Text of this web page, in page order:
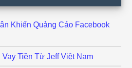
Khiến Quảng Cáo Facebook
Tiền Từ Jeff Việt Nam